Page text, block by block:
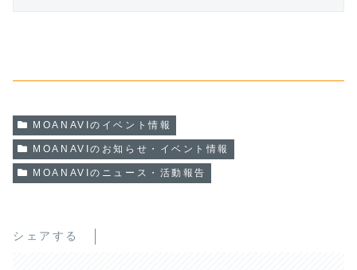
MOANAVIのイベント情報
MOANAVIのお知らせ・イベント情報
MOANAVIのニュース・活動報告
シェアする